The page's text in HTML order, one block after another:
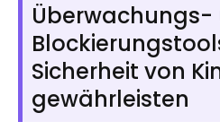
Überwachungs-
Sicherheit von
gewährleisten